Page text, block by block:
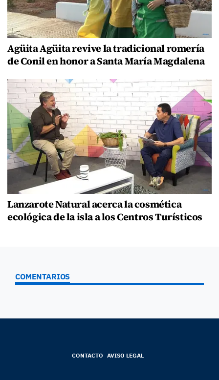
Agüita Agüita revive la tradicional romería
de Conil en honor a Santa María Magdalena
Lanzarote Natural acerca la cosmética
ecológica de la isla a los Centros Turísticos
COMENTARIOS
CONTACTO AVISO LEGAL